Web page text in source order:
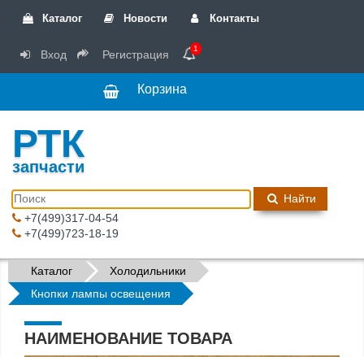
Каталог Новости Контакты
Вход Регистрация 1
Корзина
РТК
запчасти
Найти
+7(499)317-04-54
+7(499)723-18-19
Каталог
Холодильники
Кнопки лампы освещения
НАИМЕНОВАНИЕ ТОВАРА